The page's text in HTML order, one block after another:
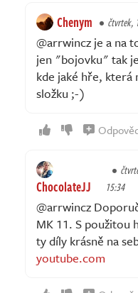
Chenym čtvrtek,
@arrwincz je a na
jen "bojovku" tak
kde jaké hře, která
složku ;-)
ChocolateJJ
15:34
@arrwincz
MK 11. S použitou
ty díly krásně na
youtube.com